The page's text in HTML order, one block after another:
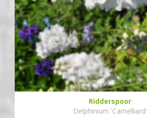
Ridderspoor
Delphinium 'Camelliard'